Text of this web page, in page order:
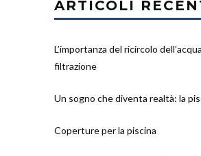
ARTICOLI
L’importanza del ricircolo
filtrazione
Un sogno che diventa realtà: la
Coperture per la piscina